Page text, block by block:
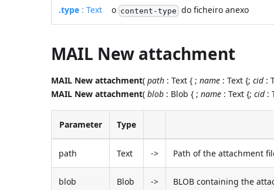
.type : Text o content-type do ficheiro anexo
MAIL New attachment
MAIL New attachment(path : Text { ;name : Text {;cid:
MAIL New attachment(blob : Blob { ;name : Text {;cid:
Parameter Type
path Text -> Path of the attachment
blob Blob -> BLOB containing the